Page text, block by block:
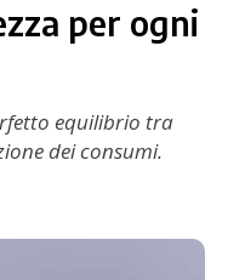
per ogni
equilibrio tra
dei consumi.